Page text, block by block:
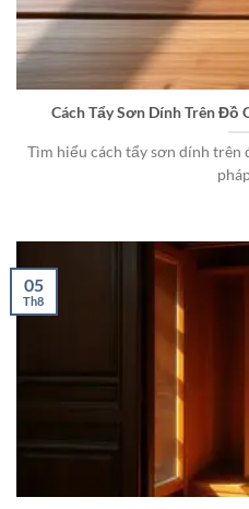
Cách Tẩy Sơn Dính Trên Đồ
Tìm hiểu cách tẩy sơn dính trên
05
Th8